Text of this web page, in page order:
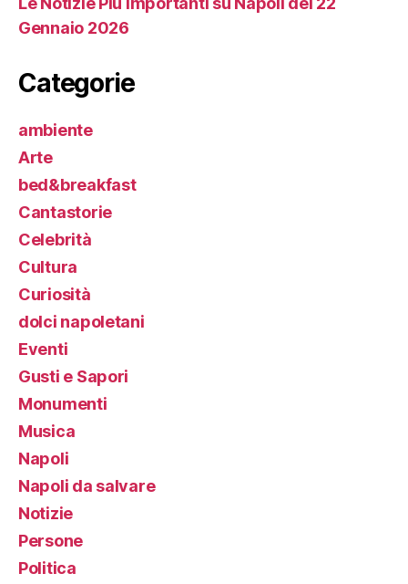
Gennaio 2026
Categorie
ambiente
Arte
bed&breakfast
Cantastorie
Celebrità
Cultura
Curiosità
dolci napoletani
Eventi
Gusti e Sapori
Monumenti
Musica
Napoli
Napoli da salvare
Notizie
Persone
Politica